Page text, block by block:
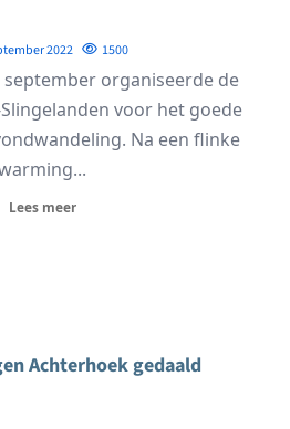
2022 1500
september organiseerde de
voor het goede
Na een flinke
Lees meer
Achterhoek gedaald